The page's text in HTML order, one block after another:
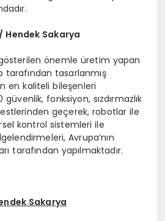
Hendek Sakarya
önemle üretim yapan
tasarlanmış
en kaliteli bileşenleri
güvenlik, fonksiyon, sızdırmazlık
geçerek, robotlar ile
kontrol sistemleri ile
Avrupa’nın
tarafından yapılmaktadır.
Sakarya